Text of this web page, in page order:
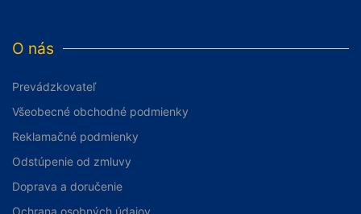
O nás
Prevádzkovateľ
Všeobecné obchodné podmienky
Reklamačné podmienky
Odstúpenie od zmluvy
Doprava a doručenie
Ochrana osobných údajov